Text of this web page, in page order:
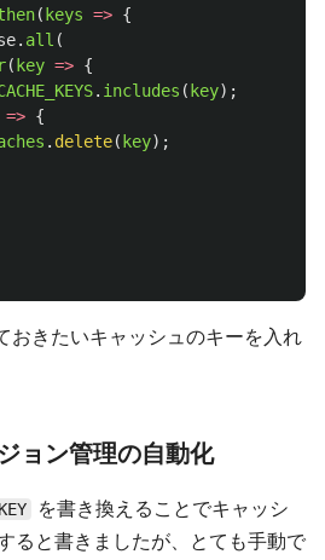
( keys => {
. all (
( key => {
. includes ( key);
=> {
. delete( key);
おきたいキャッシュのキーを入れ
ョン管理の自動化
を書き換えることでキャッシ
ると書きましたが、とても手動で